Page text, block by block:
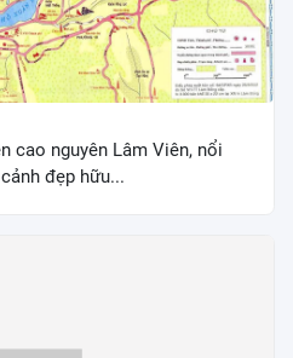
cao nguyên Lâm Viên, nổi
đẹp hữu...